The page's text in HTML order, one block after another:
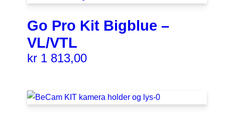
Go Pro Kit Bigblue –
VL/VTL
kr 1 813,00